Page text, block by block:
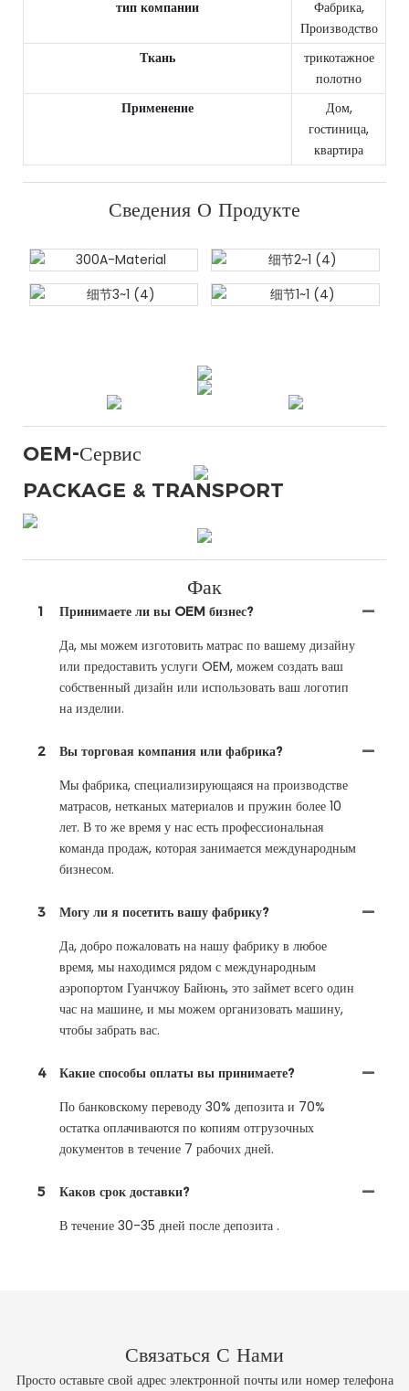
тип компании
Фабрика,
Производство
Ткань
трикотажное
полотно
Применение
Дом,
гостиница,
квартира
Сведения О Продукте
OEM-Сервис
PACKAGE & TRANSPORT
Фак
1 Принимаете ли вы OEM бизнес?
Да, мы можем изготовить матрас по вашему дизайну
или предоставить услуги OEM, можем создать ваш
собственный дизайн или использовать ваш логотип
на изделии.
2 Вы торговая компания или фабрика?
Мы фабрика, специализирующаяся на производстве
матрасов, нетканых материалов и пружин более 10
лет. В то же время у нас есть профессиональная
команда продаж, которая занимается международным
бизнесом.
3 Могу ли я посетить вашу фабрику?
Да, добро пожаловать на нашу фабрику в любое
время, мы находимся рядом с международным
аэропортом Гуанчжоу Байюнь, это займет всего один
час на машине, и мы можем организовать машину,
чтобы забрать вас.
4 Какие способы оплаты вы принимаете?
По банковскому переводу 30% депозита и 70%
остатка оплачиваются по копиям отгрузочных
документов в течение 7 рабочих дней.
5 Каков срок доставки?
В течение 30-35 дней после депозита .
Связаться С Нами
Просто оставьте свой адрес электронной почты или номер телефона